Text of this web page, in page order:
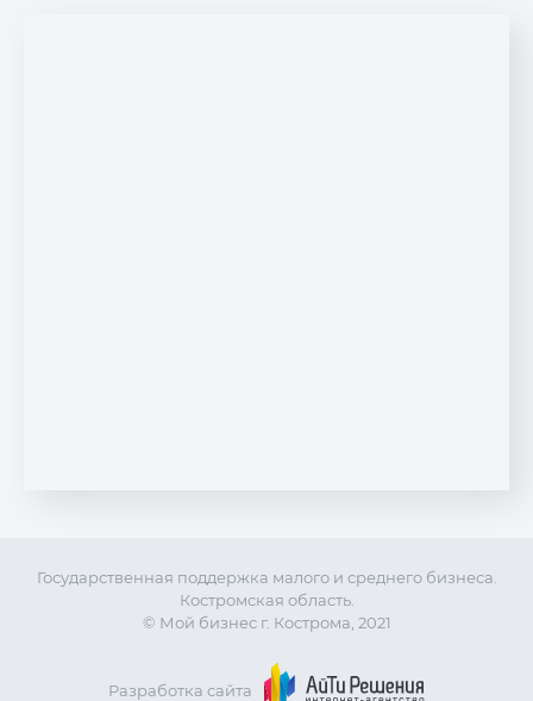
Государственная поддержка малого и среднего бизнеса.
Костромская область.
© Мой бизнес г. Кострома, 2021
Разработка сайта